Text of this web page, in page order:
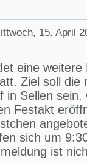
15. April
eine weitere
Ziel soll die
in Sellen sein.
Festakt
sich um
ist